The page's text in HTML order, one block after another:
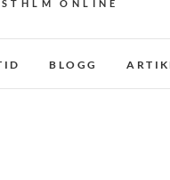
ONLINE
BLOGG